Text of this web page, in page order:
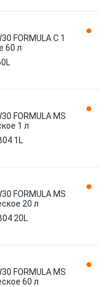
FORMULA C 1
60 л
FORMULA MS
1 л
1L
FORMULA MS
20 л
20L
FORMULA MS
60 л